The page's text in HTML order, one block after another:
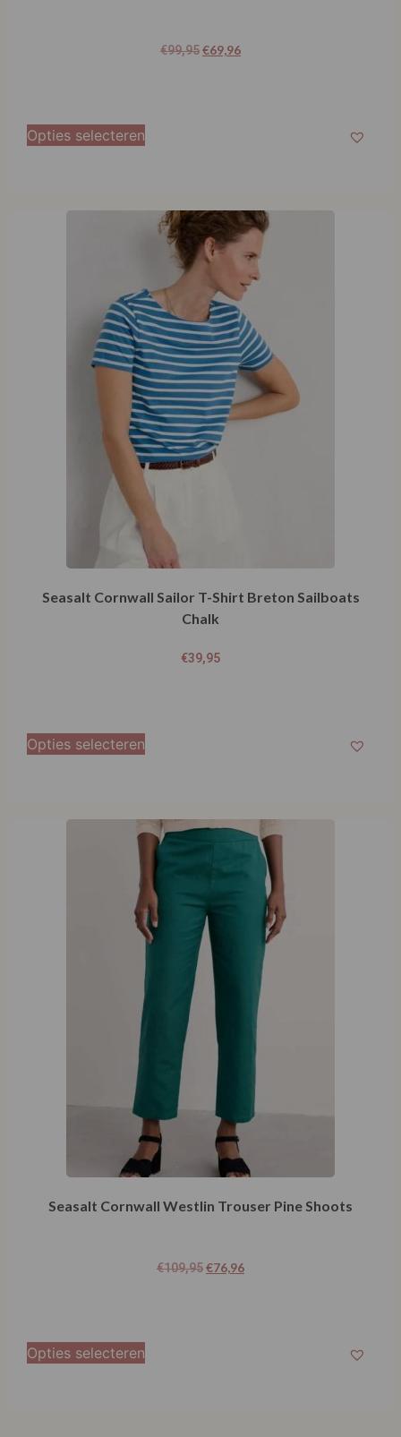
€99,95€69,96
Opties selecteren
Seasalt Cornwall Sailor T-Shirt Breton Sailboats
Chalk
€39,95
Opties selecteren
Seasalt Cornwall Westlin Trouser Pine Shoots
€109,95€76,96
Opties selecteren